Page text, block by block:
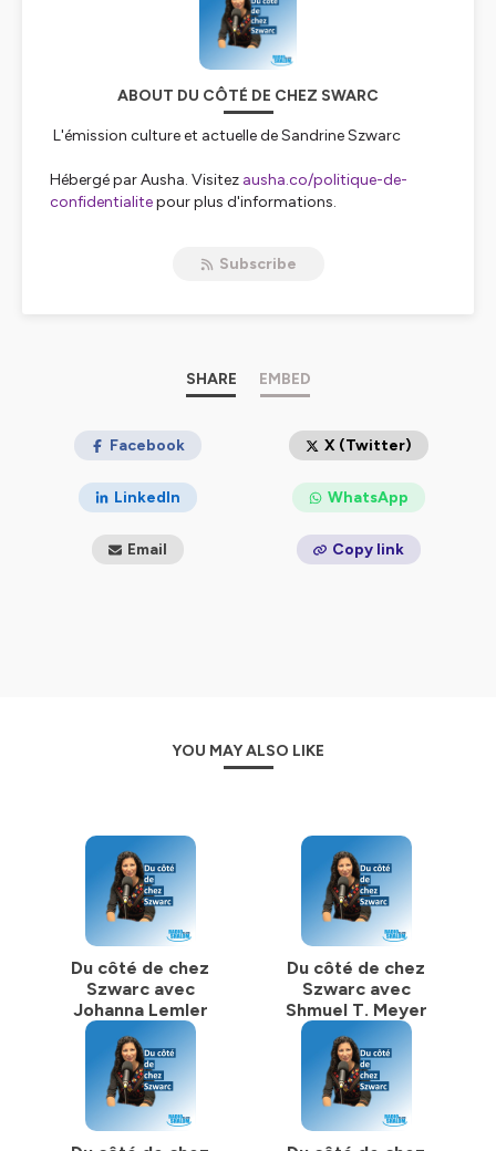
ABOUT DU CÔTÉ DE CHEZ SWARC
L'émission culture et actuelle de Sandrine Szwarc
Hébergé par Ausha. Visitez ausha.co/politique-de-
confidentialitepour plus d'informations.
Subscribe
SHARE EMBED
Facebook X (Twitter)
LinkedIn WhatsApp
Email Copy link
YOU MAY ALSO LIKE
Du côté de chez
Szwarc avec
Johanna Lemler
Du côté de chez
Szwarc avec
Shmuel T. Meyer